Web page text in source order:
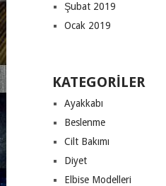
Şubat 2019
Ocak 2019
KATEGORILER
Ayakkabı
Beslenme
Cilt Bakımı
Diyet
Elbise Modelleri